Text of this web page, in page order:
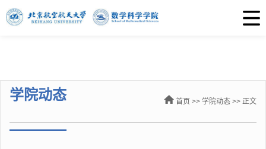
学院动态 首页 >> 学院动态 >> 正文